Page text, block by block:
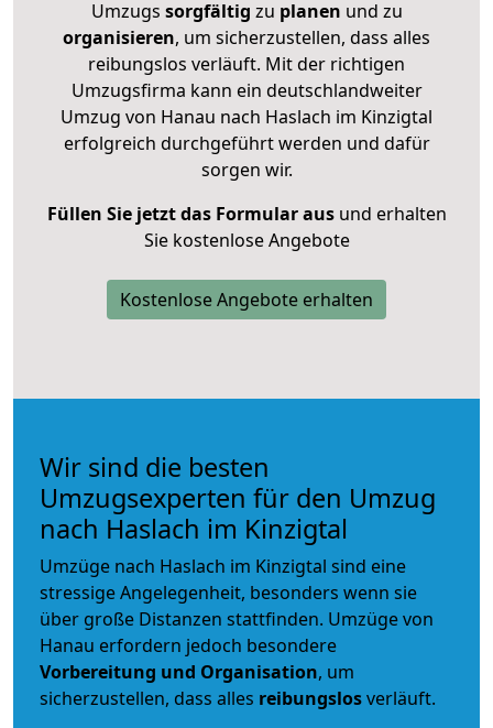
Umzugs sorgfältig zu planen und zu
organisieren, um sicherzustellen, dass alles
reibungslos verläuft. Mit der richtigen
Umzugsfirma kann ein deutschlandweiter
Umzug von Hanau nach Haslach im Kinzigtal
erfolgreich durchgeführt werden und dafür
sorgen wir.
Füllen Sie jetzt das Formular ausund erhalten
Sie kostenlose Angebote
Kostenlose Angebote erhalten
Wir sind die besten
Umzugsexperten für den Umzug
nach Haslach im Kinzigtal
Umzüge nach Haslach im Kinzigtal sind eine
stressige Angelegenheit, besonders wenn sie
über große Distanzen stattfinden. Umzüge von
Hanau erfordern jedoch besondere
Vorbereitung und Organisation, um
sicherzustellen, dass alles reibungslosverläuft.